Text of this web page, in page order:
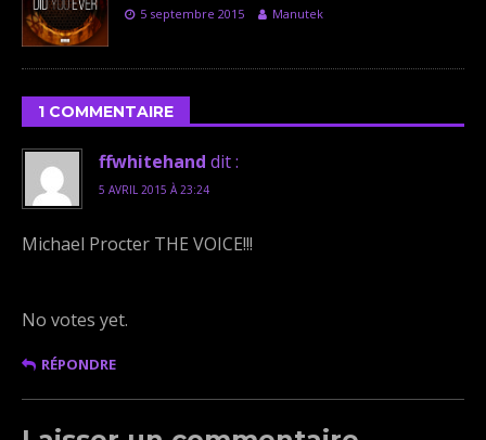
5 septembre 2015 Manutek
1 COMMENTAIRE
ffwhitehand dit :
5 AVRIL 2015 À 23:24
Michael Procter THE VOICE!!!
No votes yet.
RÉPONDRE